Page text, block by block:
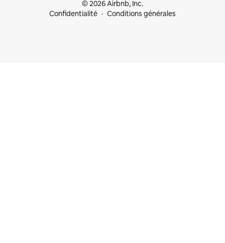
© 2026 Airbnb, Inc.
Confidentialité
Conditions générales